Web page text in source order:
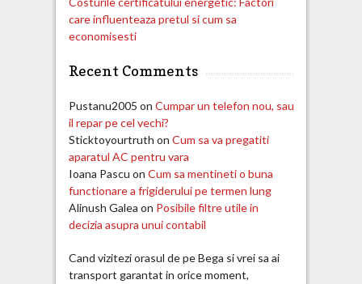
care influenteaza pretul si cum sa
economisesti
Recent Comments
Pustanu2005 on Cumpar un telefon nou, sau
il repar pe cel vechi?
Sticktoyourtruth on Cum sa va pregatiti
aparatul AC pentru vara
Ioana Pascu on Cum sa mentineti o buna
functionare a frigiderului pe termen lung
Alinush Galea on Posibile filtre utile in
decizia asupra unui contabil
Cand vizitezi orasul de pe Bega si vrei sa ai
transport garantat in orice moment,